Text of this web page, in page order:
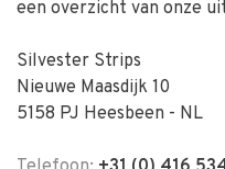
een overzicht van onze
Silvester Strips
Nieuwe Maasdijk 10
5158 PJ Heesbeen - NL